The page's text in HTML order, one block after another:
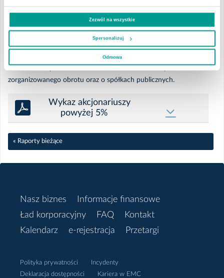
Zezwól na wszystkie
Spersonalizuj
Odmowa
Maj
Kwiecień
Marzec
Luty
2024
Grudzień
art. 70 pkt 3 ustawy z dnia 29 lipca 2005 r. o ofercie publicznej i
zorganizowanego obrotu oraz o spółkach publicznych.
Wykaz akcjonariuszy
powyżej 5%
« Raporty bieżące
Nasz biznes
Informacje finansowe
Ład korporacyjny
FAQ
Kontakt
Kalendarz
e-rejestracja Przetargi
Polityka prywatności
Incydenty
Deklaracja dostępności
Kariera w EMC